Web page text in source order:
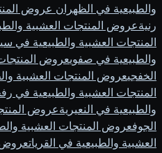
والطبيعية في الظهران عروض
رنيةعروض المنتجات العشبية
المنتجات العشبية والطبيعية في
والطبيعية في صفويعروض
الخفجيعروض المنتجات العشبية
المنتجات العشبية والطبيعية في
والطبيعية في النعيريةعروض
الجوفعروض المنتجات العشبية
العشبية والطبيعية في القرياتعروض